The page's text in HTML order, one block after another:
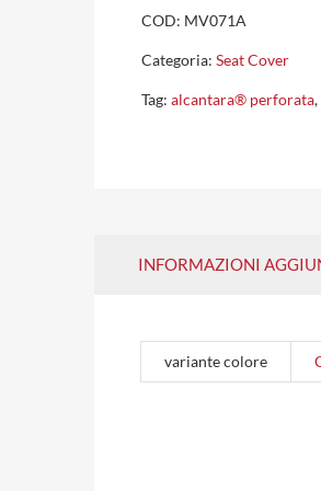
COD: MV071A
Categoria: Seat Cover
Tag: alcantara® perforata,
INFORMAZIONI
variante colore